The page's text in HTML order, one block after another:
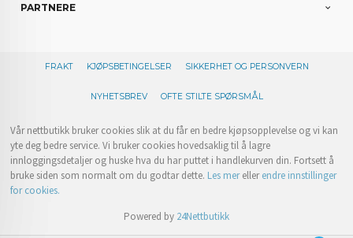
PARTNERE
FRAKT KJØPSBETINGELSER SIKKERHET OG PERSONVERN
NYHETSBREV OFTE STILTE SPØRSMÅL
Vår nettbutikk bruker cookies slik at du får en bedre kjøpsopplevelse og vi kan
yte deg bedre service. Vi bruker cookies hovedsaklig til å lagre
innloggingsdetaljer og huske hva du har puttet i handlekurven din. Fortsett å
bruke siden som normalt om du godtar dette. Les merellerendre innstillinger
for cookies.
Powered by 24Nettbutikk